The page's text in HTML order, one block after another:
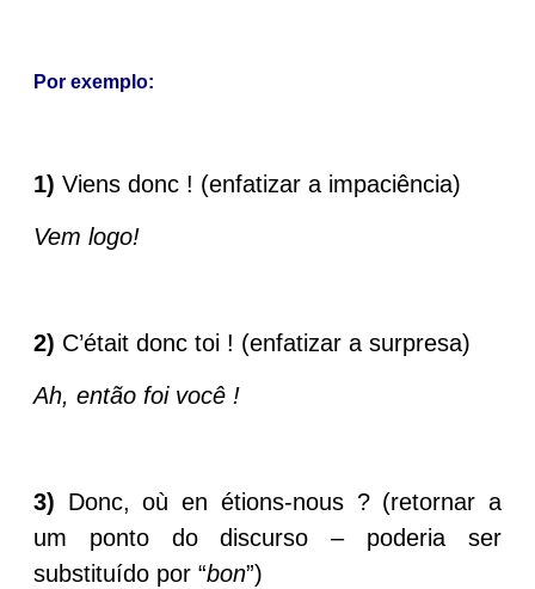
Por exemplo:
1) Viens donc ! (enfatizar a impaciência)
Vem logo!
2) C’était donc toi ! (enfatizar a surpresa)
Ah, então foi você !
3) Donc, où en étions-nous ? (retornar a
um ponto do discurso – poderia ser
substituído por “bon”)